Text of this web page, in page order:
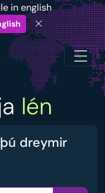
in english
lén
dreymir